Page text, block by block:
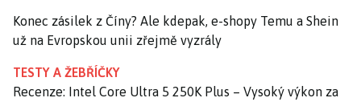
Konec zásilek z Číny? Ale kdepak, e-shopy Temu a Shein
už na Evropskou unii zřejmě vyzrály
TESTY A ŽEBŘÍČKY
Recenze: Intel Core Ultra 5 250K Plus – Vysoký výkon za